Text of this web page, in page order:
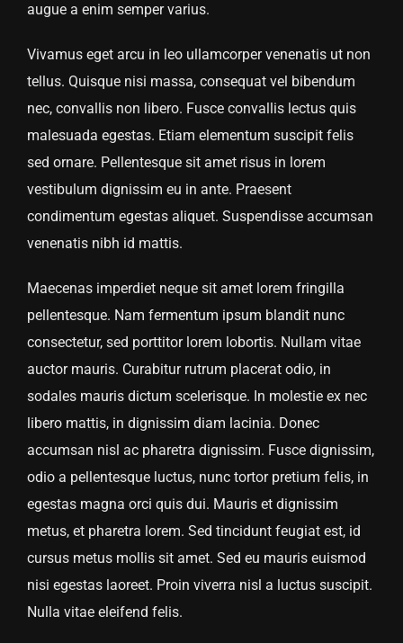
augue a enim semper varius.
Vivamus eget arcu in leo ullamcorper venenatis ut non
tellus. Quisque nisi massa, consequat vel bibendum
nec, convallis non libero. Fusce convallis lectus quis
malesuada egestas. Etiam elementum suscipit felis
sed ornare. Pellentesque sit amet risus in lorem
vestibulum dignissim eu in ante. Praesent
condimentum egestas aliquet. Suspendisse accumsan
venenatis nibh id mattis.
Maecenas imperdiet neque sit amet lorem fringilla
pellentesque. Nam fermentum ipsum blandit nunc
consectetur, sed porttitor lorem lobortis. Nullam vitae
auctor mauris. Curabitur rutrum placerat odio, in
sodales mauris dictum scelerisque. In molestie ex nec
libero mattis, in dignissim diam lacinia. Donec
accumsan nisl ac pharetra dignissim. Fusce dignissim,
odio a pellentesque luctus, nunc tortor pretium felis, in
egestas magna orci quis dui. Mauris et dignissim
metus, et pharetra lorem. Sed tincidunt feugiat est, id
cursus metus mollis sit amet. Sed eu mauris euismod
nisi egestas laoreet. Proin viverra nisl a luctus suscipit.
Nulla vitae eleifend felis.